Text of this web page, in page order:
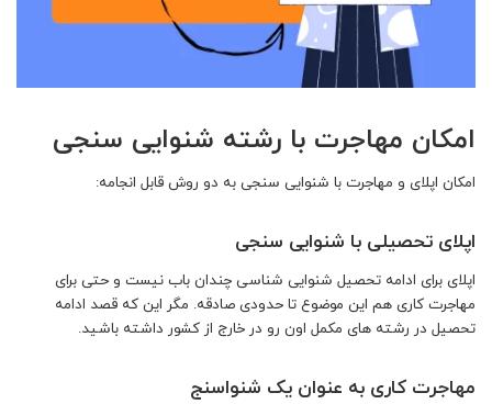
امکان مهاجرت با رشته شنوایی سنجی
امکان اپلای و مهاجرت با شنوایی سنجی به دو روش قابل انجامه:
اپلای تحصیلی با شنوایی سنجی
اپلای برای ادامه تحصیل شنوایی شناسی چندان باب نیست و حتی برای
مهاجرت کاری هم این موضوع تا حدودی صادقه. مگر این که قصد ادامه
تحصیل در رشته های مکمل اون رو در خارج از کشور داشته باشید.
مهاجرت کاری به عنوان یک شنواسنج